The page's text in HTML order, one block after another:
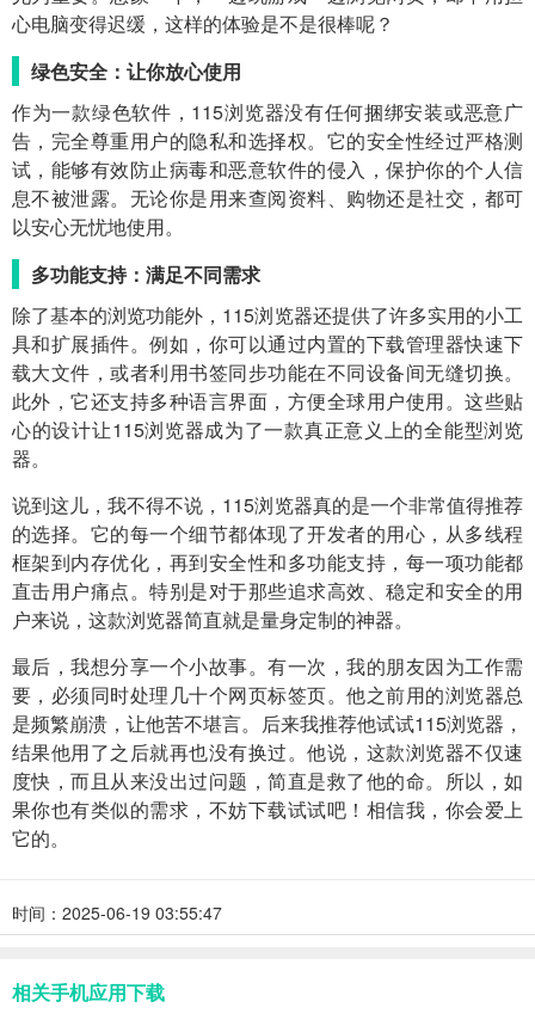
心电脑变得迟缓，这样的体验是不是很棒呢？
绿色安全：让你放心使用
作为一款绿色软件，115浏览器没有任何捆绑安装或恶意广
告，完全尊重用户的隐私和选择权。它的安全性经过严格测
试，能够有效防止病毒和恶意软件的侵入，保护你的个人信
息不被泄露。无论你是用来查阅资料、购物还是社交，都可
以安心无忧地使用。
多功能支持：满足不同需求
除了基本的浏览功能外，115浏览器还提供了许多实用的小工
具和扩展插件。例如，你可以通过内置的下载管理器快速下
载大文件，或者利用书签同步功能在不同设备间无缝切换。
此外，它还支持多种语言界面，方便全球用户使用。这些贴
心的设计让115浏览器成为了一款真正意义上的全能型浏览
器。
说到这儿，我不得不说，115浏览器真的是一个非常值得推荐
的选择。它的每一个细节都体现了开发者的用心，从多线程
框架到内存优化，再到安全性和多功能支持，每一项功能都
直击用户痛点。特别是对于那些追求高效、稳定和安全的用
户来说，这款浏览器简直就是量身定制的神器。
最后，我想分享一个小故事。有一次，我的朋友因为工作需
要，必须同时处理几十个网页标签页。他之前用的浏览器总
是频繁崩溃，让他苦不堪言。后来我推荐他试试115浏览器，
结果他用了之后就再也没有换过。他说，这款浏览器不仅速
度快，而且从来没出过问题，简直是救了他的命。所以，如
果你也有类似的需求，不妨下载试试吧！相信我，你会爱上
它的。
时间：2025-06-19 03:55:47
相关手机应用下载